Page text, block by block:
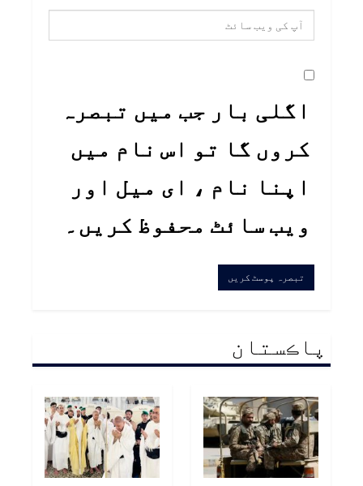
اگلی بار جب میں تبصرہ
کروں گا تو اس نام میں
اپنا نام ، ای میل اور
ویب سائٹ محفوظ کریں۔
پاڪستان